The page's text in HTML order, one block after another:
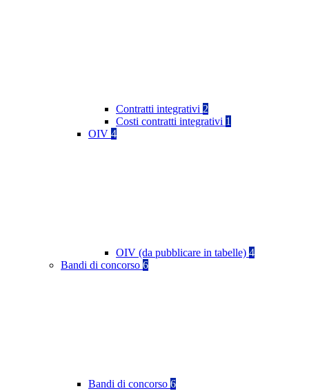
Contratti integrativi 2
Costi contratti integrativi 1
OIV 4
OIV (da pubblicare in tabelle) 4
Bandi di concorso 6
Bandi di concorso 6